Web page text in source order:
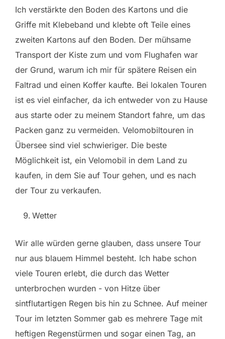
Ich verstärkte den Boden des Kartons und die
Griffe mit Klebeband und klebte oft Teile eines
zweiten Kartons auf den Boden. Der mühsame
Transport der Kiste zum und vom Flughafen war
der Grund, warum ich mir für spätere Reisen ein
Faltrad und einen Koffer kaufte. Bei lokalen Touren
ist es viel einfacher, da ich entweder von zu Hause
aus starte oder zu meinem Standort fahre, um das
Packen ganz zu vermeiden. Velomobiltouren in
Übersee sind viel schwieriger. Die beste
Möglichkeit ist, ein Velomobil in dem Land zu
kaufen, in dem Sie auf Tour gehen, und es nach
der Tour zu verkaufen.
Wetter
Wir alle würden gerne glauben, dass unsere Tour
nur aus blauem Himmel besteht. Ich habe schon
viele Touren erlebt, die durch das Wetter
unterbrochen wurden - von Hitze über
sintflutartigen Regen bis hin zu Schnee. Auf meiner
Tour im letzten Sommer gab es mehrere Tage mit
heftigen Regenstürmen und sogar einen Tag, an